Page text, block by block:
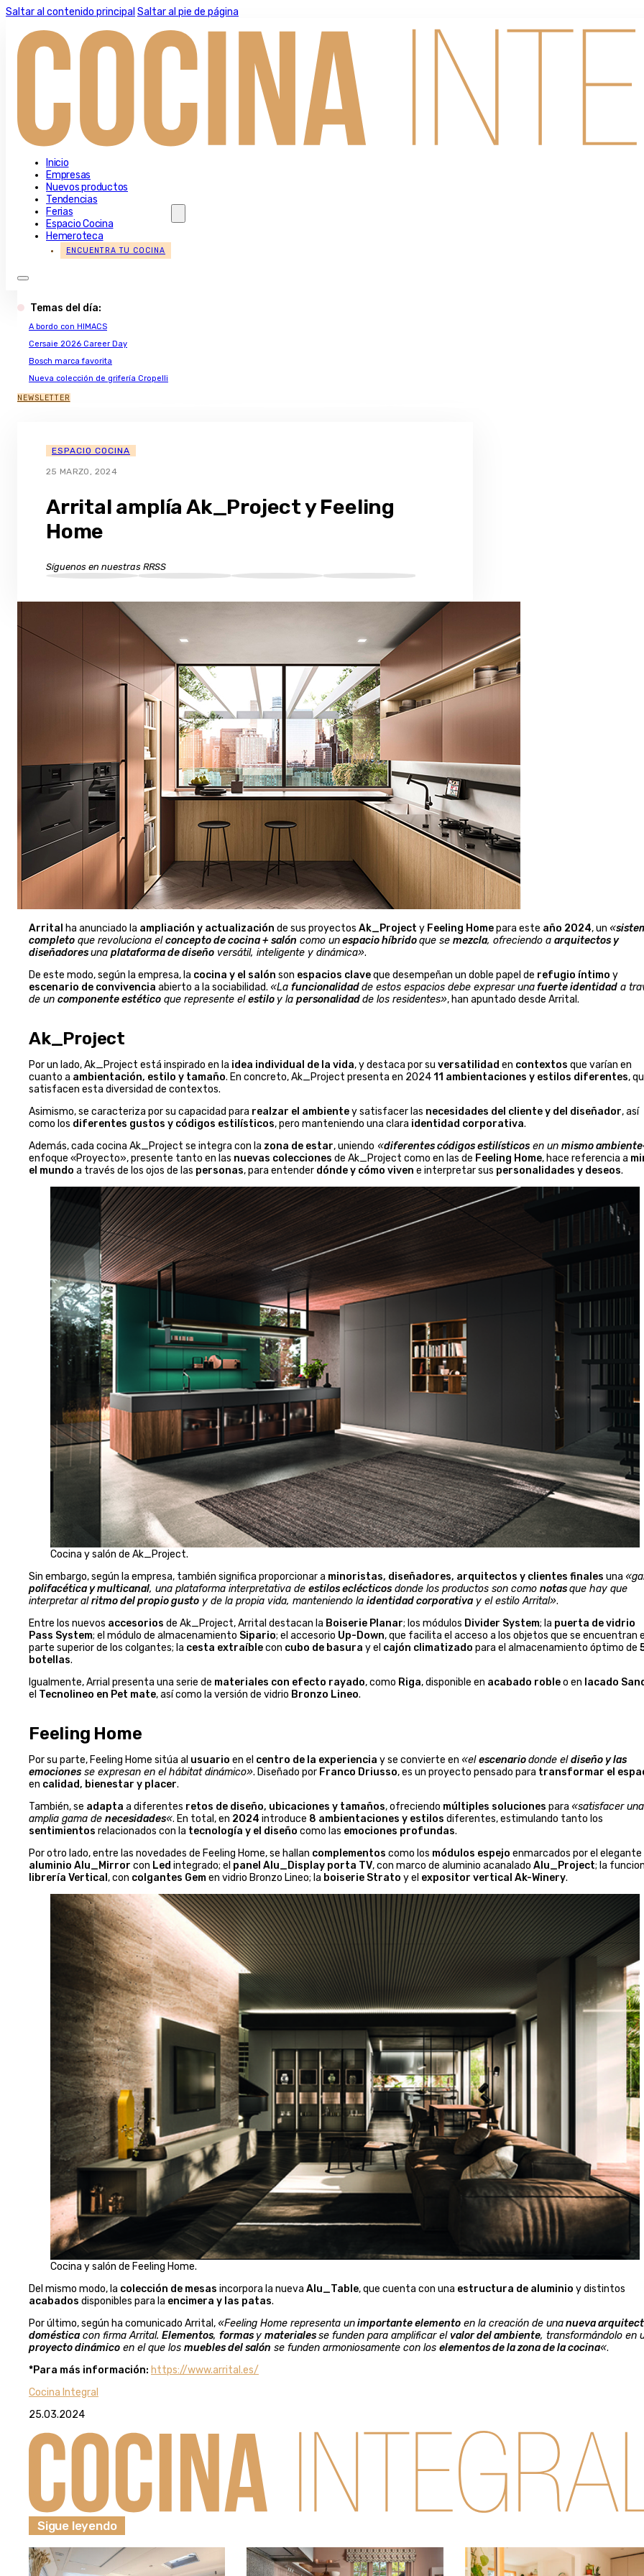
Saltar al contenido principal Saltar al pie de página
Inicio
Empresas
Nuevos productos
Tendencias
Ferias
Espacio Cocina
Hemeroteca
ENCUENTRA TU COCINA
Temas del día:
A bordo con HIMACS
Cersaie 2026 Career Day
Bosch marca favorita
Nueva colección de grifería Cropelli
NEWSLETTER
ESPACIO COCINA
25 MARZO, 2024
Arrital amplía Ak_Project y Feeling
Home
Síguenos en nuestras RRSS
Arrital ha anunciado la ampliación y actualización de sus proyectos Ak_Project y Feeling Homepara este año 2024, un «
completo que revoluciona elconcepto de cocina + salón como unespacio híbridoque se mezcla, ofreciendo a arquitectos y
diseñadoresuna plataforma de diseño versátil, inteligente y dinámica».
De este modo, según la empresa, la cocina y el salón son espacios claveque desempeñan un doble papel de refugio íntimo y
escenario de convivencia abierto a la sociabilidad. «La funcionalidadde estos espacios debe expresar unafuerte identidad a
de un componente estético que represente elestilo y la personalidadde los residentes», han apuntado desde Arrital.
Ak_Project
Por un lado, Ak_Project está inspirado en la idea individual de la vida, y destaca por su versatilidad en contextos que varían en
cuanto a ambientación, estilo y tamaño. En concreto, Ak_Project presenta en 202411 ambientaciones y estilos diferentes,
satisfacen esta diversidad de contextos.
Asimismo, se caracteriza por su capacidad para realzar el ambientey satisfacer las necesidades del cliente y del diseñador, así
como los diferentes gustos y códigos estilísticos, pero manteniendo una clara identidad corporativa.
Además, cada cocina Ak_Project se integra con la zona de estar, uniendo «diferentes códigos estilísticos en un mismo ambiente
enfoque «Proyecto», presente tanto en las nuevas colecciones de Ak_Project como en las de Feeling Home, hace referencia a
el mundo a través de los ojos de las personas, para entender dónde y cómo viven e interpretar sus personalidades y deseos.
Cocina y salón de Ak_Project.
Sin embargo, según la empresa, también significa proporcionar a minoristas, diseñadores, arquitectos y clientes finales una
polifacética y multicanal, una plataforma interpretativa de estilos eclécticos donde los productos son como notasque hay que
interpretar alritmo del propio gusto y de la propia vida, manteniendo la identidad corporativa y el estilo Arrital».
Entre los nuevos accesorios de Ak_Project, Arrital destacan la Boiserie Planar; los módulos Divider System; la puerta de vidrio
Pass System; el módulo de almacenamiento Sipario; el accesorio Up-Down, que facilita el acceso a los objetos que se encuentran
parte superior de los colgantes; la cesta extraíblecon cubo de basura y el cajón climatizado para el almacenamiento óptimo de
botellas.
Igualmente, Arrial presenta una serie de materiales con efecto rayado, como Riga, disponible en acabado robleo en lacado
el Tecnolineo en Pet mate, así como la versión de vidrio Bronzo Lineo.
Feeling Home
Por su parte, Feeling Home sitúa al usuario en el centro de la experiencia y se convierte en «elescenariodonde eldiseño y las
emociones se expresan en el hábitat dinámico». Diseñado por Franco Driusso, es un proyecto pensado para transformar el
en calidad, bienestar y placer.
También, se adapta a diferentes retos de diseño, ubicaciones y tamaños, ofreciendo múltiples soluciones para «satisfacer una
amplia gama de necesidades«. En total, en 2024 introduce 8 ambientaciones y estilos diferentes, estimulando tanto los
sentimientos relacionados con la tecnología y el diseño como las emociones profundas.
Por otro lado, entre las novedades de Feeling Home, se hallan complementos como los módulos espejo enmarcados por el elegante
aluminio Alu_Mirror con Led integrado; el panel Alu_Display porta TV, con marco de aluminio acanalado Alu_Project; la
librería Vertical , con colgantes Gemen vidrio Bronzo Lineo; la boiserie Strato y el expositor vertical Ak-Winery.
Cocina y salón de Feeling Home.
Del mismo modo, la colección de mesas incorpora la nueva Alu_Table, que cuenta con una estructura de aluminio y distintos
acabados disponibles para la encimera y las patas.
Por último, según ha comunicado Arrital,«Feeling Home representa unimportante elemento en la creación de unanueva
doméstica con firma Arrital. Elementos, formas y materialesse funden para amplificar el valor del ambiente, transformándolo en
proyecto dinámico en el que los muebles del salón se funden armoniosamente con los elementos de la zona de la cocina«.
*Para más información: https://www.arrital.es/
Cocina Integral
25.03.2024
Sigue leyendo